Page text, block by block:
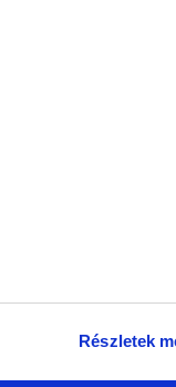
Részletek
Kapcsolat